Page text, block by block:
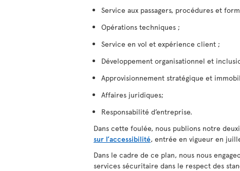
Service aux passagers, procédures et
Opérations techniques ;
Service en vol et expérience client ;
Développement organisationnel et
Approvisionnement stratégique et
Affaires juridiques;
Responsabilité d’entreprise.
Dans cette foulée, nous publions notre
sur l’accessibilité, entrée en vigueur en
Dans le cadre de ce plan, nous nous
services sécuritaire dans le respect des